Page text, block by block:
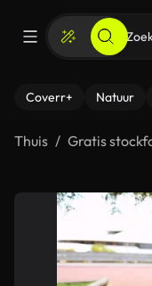
Coverr+ Natuur
Thuis Gratis